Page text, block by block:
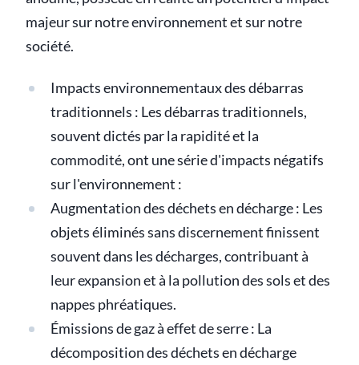
majeur sur notre environnement et sur notre
société.
Impacts environnementaux des débarras
traditionnels : Les débarras traditionnels,
souvent dictés par la rapidité et la
commodité, ont une série d'impacts négatifs
sur l'environnement :
Augmentation des déchets en décharge : Les
objets éliminés sans discernement finissent
souvent dans les décharges, contribuant à
leur expansion et à la pollution des sols et des
nappes phréatiques.
Émissions de gaz à effet de serre : La
décomposition des déchets en décharge